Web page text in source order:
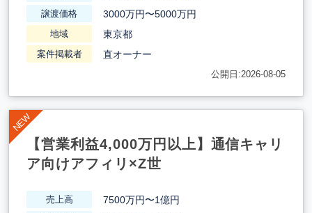
譲渡価格 3000万円〜5000万円
地域 東京都
案件掲載者 直オーナー
公開日:2026-08-05
【営業利益4,000万円以上】通信キャリ
ア向けアフィリ×Z世
売上高 7500万円〜1億円